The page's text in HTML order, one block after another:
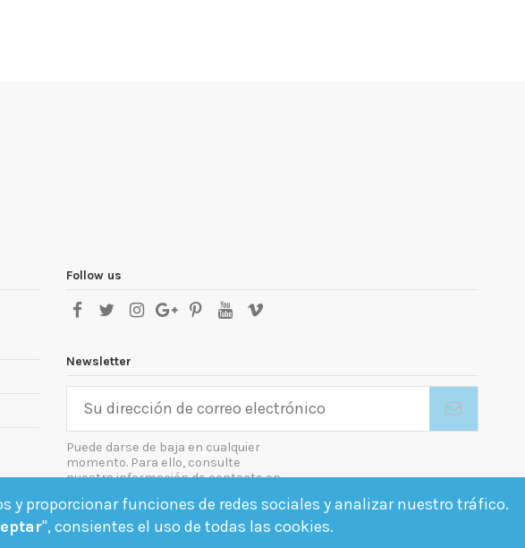
Follow us
Newsletter
Puede darse de baja en cualquier
momento. Para ello, consulte
nuestra información de contacto en
Acepto las condiciones generales y la política de confidencialidad
y proporcionar funciones de redes sociales y analizar nuestro tráfico.
", consientes el uso de todas las cookies.